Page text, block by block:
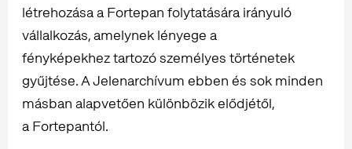
létrehozása a Fortepan folytatására irányuló
vállalkozás, amelynek lényege a
fényképekhez tartozó személyes történetek
gyűjtése. A Jelenarchívum ebben és sok minden
másban alapvetően különbözik elődjétől,
a Fortepantól.